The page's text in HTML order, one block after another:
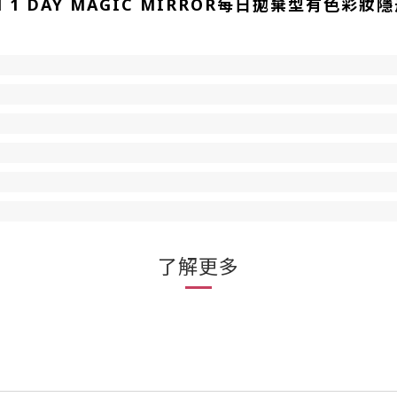
DAY MAGIC MIRROR每日拋棄型有色彩妝
了解更多